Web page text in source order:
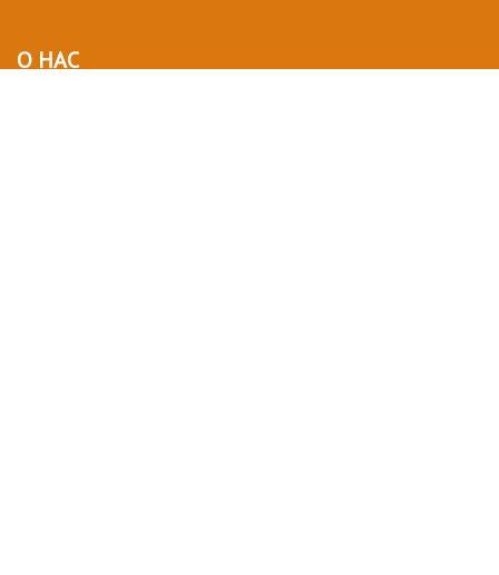
О НАС